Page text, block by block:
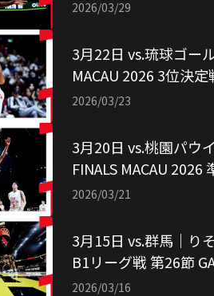
2026/03/29
3月22日 vs.琉球ゴー
MACAU 2026 3位決
ルバルク東京）
2026/03/23
3月20日 vs.桃園パウ
FINALS MACAU
用：アルバルク東京）
2026/03/21
3月15日 vs.群馬｜り
B1リーグ戦 第26節
アルバルク東京）
2026/03/16